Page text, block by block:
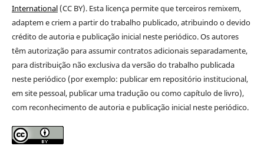
International(CC BY). Esta licença permite que terceiros remixem,
adaptem e criem a partir do trabalho publicado, atribuindo o devido
crédito de autoria e publicação inicial neste periódico. Os autores
têm autorização para assumir contratos adicionais separadamente,
para distribuição não exclusiva da versão do trabalho publicada
neste periódico (por exemplo: publicar em repositório institucional,
em site pessoal, publicar uma tradução ou como capítulo de livro),
com reconhecimento de autoria e publicação inicial neste periódico.